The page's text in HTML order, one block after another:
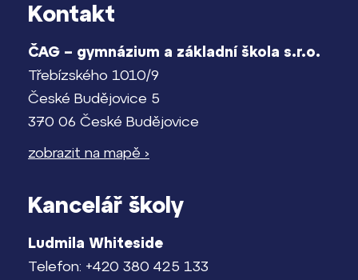
Kontakt
ČAG – gymnázium a základní škola s.r.o.
Třebízského 1010/9
České Budějovice 5
370 06 České Budějovice
zobrazit na mapě ›
Kancelář školy
Ludmila Whiteside
Telefon: +420 380 425 133